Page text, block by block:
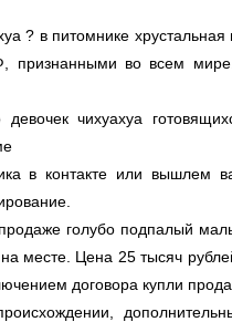
? в питомнике
признанными во всем
девочек чихуахуа
в контакте или вышлем
голубо подпалый
на месте. Цена 25 тысяч
договора купли